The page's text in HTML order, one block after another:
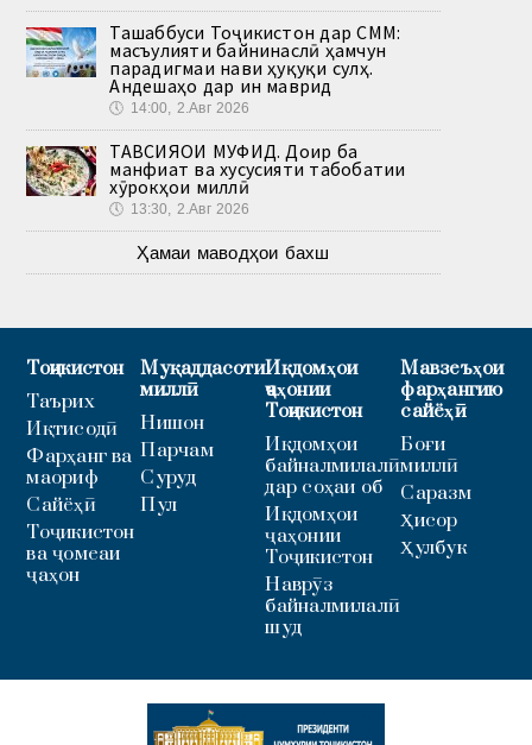
Ташаббуси Тоҷикистон дар СММ:
масъулияти байнинаслӣ ҳамчун
парадигмаи нави ҳуқуқи сулҳ.
Андешаҳо дар ин маврид
🕔 14:00, 2.Авг 2026
ТАВСИЯҲОИ МУФИД. Доир ба
манфиат ва хусусияти табобатии
хӯрокҳои миллӣ
🕔 13:30, 2.Авг 2026
Ҳамаи маводҳои бахш
Тоҷикистон
Таърих
Иқтисодӣ
Фарҳанг ва
маориф
Сайёҳӣ
Тоҷикистон
ва ҷомеаи
ҷаҳон
Муқаддасоти
миллӣ
Нишон
Парчам
Суруд
Пул
Иқдомҳои
ҷаҳонии
Тоҷикистон
Иқдомҳои
байналмилалӣ
дар соҳаи об
Иқдомҳои
ҷаҳонии
Тоҷикистон
Наврӯз
байналмилалӣ
шуд
Мавзеъҳои
фарҳангию
сайёҳӣ
Боғи
миллӣ
Саразм
Ҳисор
Ҳулбук